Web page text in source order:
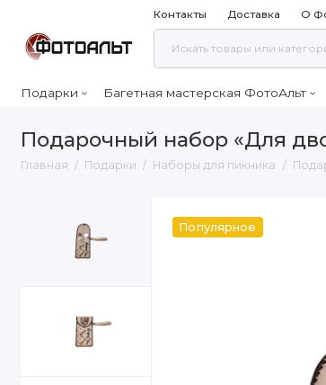
Контакты Доставка О
Подарки Багетная мастерская ФотоАльт
Подарочный набор «Для
Главная Подарки Наборы для пикника
Популярное